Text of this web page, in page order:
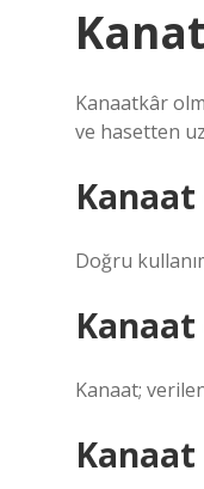
Kanaatkâr
ve hasetten
Doğru
Kanaat
Kanaat;
Kanaat